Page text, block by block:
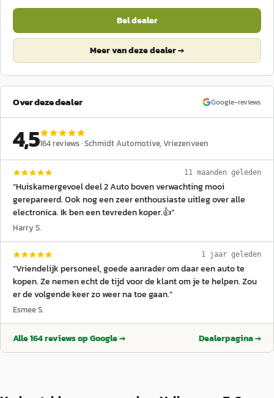
Bel dealer
Meer van deze dealer →
Over deze dealer Google-reviews
4,5164reviews ·Schmidt Automotive, Vriezenveen
11 maanden geleden
“Huiskamergevoel deel 2 Auto boven verwachting mooi
gerepareerd. Ook nog een zeer enthousiaste uitleg over alle
electronica. Ik ben een tevreden koper.👍”
Harry S.
1 jaar geleden
“Vriendelijk personeel, goede aanrader om daar een auto te
kopen. Ze nemen echt de tijd voor de klant om je te helpen. Zou
er de volgende keer zo weer na toe gaan.”
Esmee S.
Alle164reviews op Google → Dealerpagina →